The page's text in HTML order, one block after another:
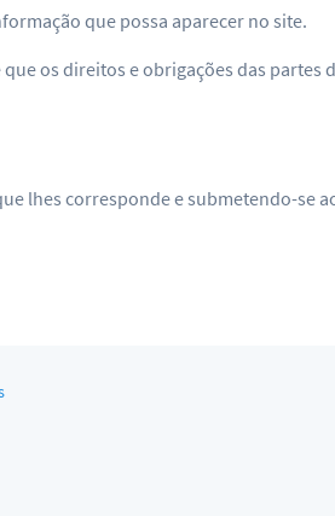
que possa aparecer no site.
os direitos e obrigações das partes
lhes corresponde e submetendo-se